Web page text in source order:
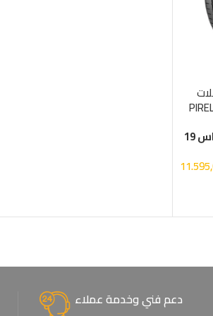
دعم فني وخدمة عملاء